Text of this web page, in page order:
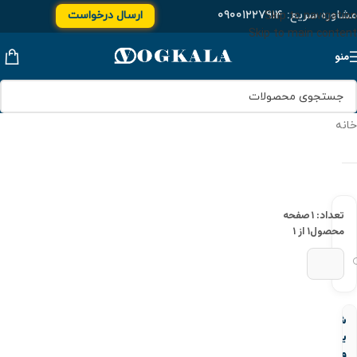
Skip to navigation
Skip to main content
مشاوره سریع:۰۹۰۰۱۲۲۷۹۱۴ ارسال درخواست
منو
خانه
تعداد: ۱
محصول
صفحه
۱ از ۱
شير
يكطرفه